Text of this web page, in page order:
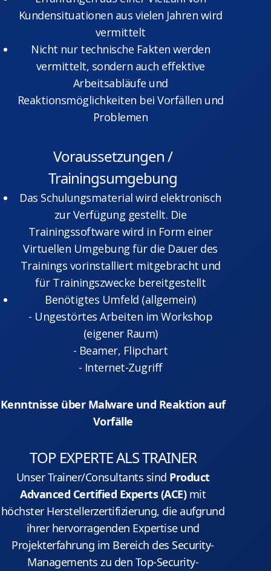
Kundensituationen aus vielen Jahren wird
vermittelt
Nicht nur technische Fakten werden
vermittelt, sondern auch effektive
Arbeitsabläufe und
Reaktionsmöglichkeiten bei Vorfällen und
Problemen
Voraussetzungen /
Trainingsumgebung
Das Schulungsmaterial wird elektronisch
zur Verfügung gestellt. Die
Trainingssoftware wird in Form einer
Virtuellen Umgebung für die Dauer des
Trainings vorinstalliert mitgebracht und
für Trainingszwecke bereitgestellt
Benötigtes Umfeld (allgemein)
- Ungestörtes Arbeiten im Workshop
(eigener Raum)
- Beamer, Flipchart
- Internet-Zugriff
Kenntnisse über Malware und Reaktion auf
Vorfälle
TOP EXPERTE ALS TRAINER
Unser Trainer/Consultants sind Product
Advanced Certified Experts (ACE)mit
höchster Herstellerzertifizierung, die aufgrund
ihrer hervorragenden Expertise und
Projekterfahrung im Bereich des Security-
Managements zu den Top-Security-